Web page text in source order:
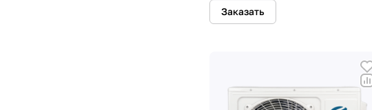
Заказать